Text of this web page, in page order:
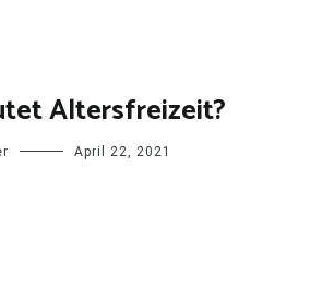
Altersfreizeit?
April 22, 2021